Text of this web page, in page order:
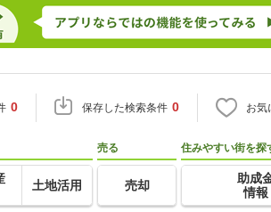
0 保存した検索条件 0 お気
土地活用
売る
売却
住みやすい街を探
助成
情報